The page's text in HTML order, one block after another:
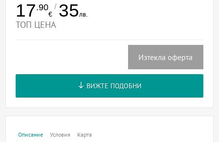
17.90
€
/ 35лв.
ТОП ЦЕНА
Изтекла оферта
ВИЖТЕ ПОДОБНИ
Описание Условия Карта